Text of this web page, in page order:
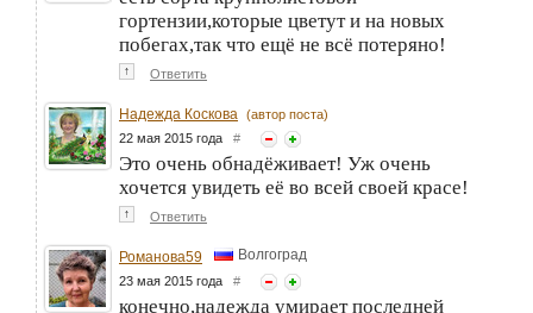
гортензии,которые цветут и на новых
побегах,так что ещё не всё потеряно!
↑ Ответить
Надежда Коскова (автор поста)
22 мая 2015 года #
Это очень обнадёживает! Уж очень
хочется увидеть её во всей своей красе!
↑ Ответить
Романова59 Волгоград
23 мая 2015 года #
конечно,надежда умирает последней